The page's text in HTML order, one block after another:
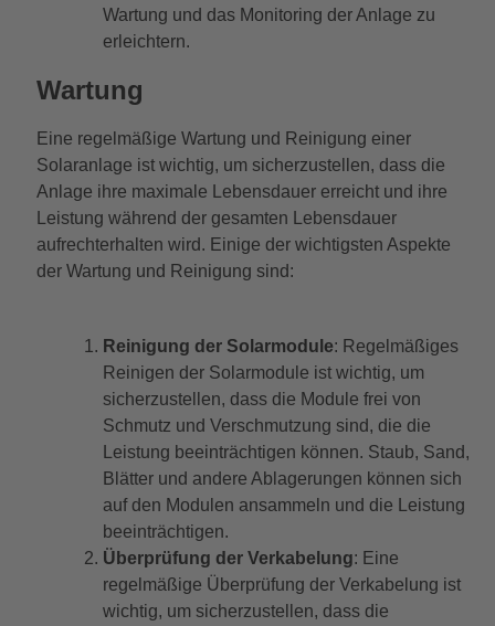
Wartung und das Monitoring der Anlage zu
erleichtern.
Wartung
Eine regelmäßige Wartung und Reinigung einer
Solaranlage ist wichtig, um sicherzustellen, dass die
Anlage ihre maximale Lebensdauer erreicht und ihre
Leistung während der gesamten Lebensdauer
aufrechterhalten wird. Einige der wichtigsten Aspekte
der Wartung und Reinigung sind:
Reinigung der Solarmodule: Regelmäßiges
Reinigen der Solarmodule ist wichtig, um
sicherzustellen, dass die Module frei von
Schmutz und Verschmutzung sind, die die
Leistung beeinträchtigen können. Staub, Sand,
Blätter und andere Ablagerungen können sich
auf den Modulen ansammeln und die Leistung
beeinträchtigen.
Überprüfung der Verkabelung: Eine
regelmäßige Überprüfung der Verkabelung ist
wichtig, um sicherzustellen, dass die